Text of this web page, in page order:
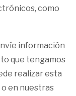
como
información
que tengamos
realizar esta
en nuestras